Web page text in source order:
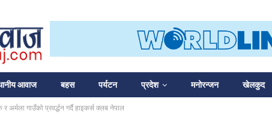
आवाज बहस पर्यटन प्रदेश मनोरन्जन खेलकुद
अर्मला गाउँको प्रवर्द्धन गर्दै हाइकर्स क्लब नेपाल